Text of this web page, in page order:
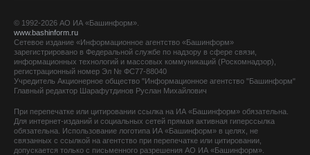
© 1992-2026 АО ИА «Башинформ».
www.bashinform.ru
Сетевое издание «Информационное агентство «Башинформ»
зарегистрировано в Федеральной службе по надзору в сфере связи,
информационных технологий и массовых коммуникаций (Роскомнадзор),
регистрационный номер Эл № ФС77-88040
Учредитель Акционерное общество "Информационное агентство "Башинформ"
Главный редактор Шарафутдинов Руслан Михайлович
При перепечатке или цитировании ссылка на ИА «Башинформ» обязательна.
Для интернет-изданий и социальных сетей прямая активная гиперссылка
обязательна. Использование логотипа ИА «Башинформ» в целях, не
связанных с ссылкой на агентство при перепечатке или цитировании,
допускается только с письменного разрешения АО ИА «Башинформ».